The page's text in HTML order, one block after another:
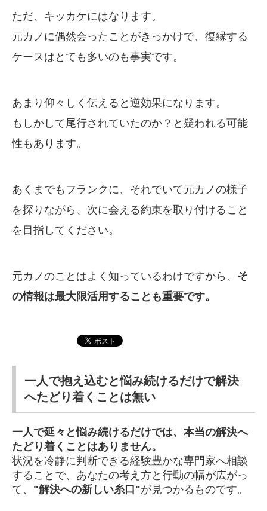
ただ、キッカケにはなります。
元カノに偶然会ったことがきっかけで、復縁する
ケースはとても多いのも事実です。
あまり仰々しく伝えると逆効果になります。
もしかして尾行されていたのか？と疑われる可能
性もあります。
あくまでもフランクに、それでいて元カノの様子
を探りながら、次に会える約束を取り付けること
を目指してください。
元カノのことはよく知っているわけですから、 そ
の情報は最大限活用することも重要です。
一人で抱え込むと悩み続けるだけで解決
へたどり着くことは無い
一人で延々と悩み続けるだけでは、本当の解決へ
たどり着くことはありません。
状況を冷静に判断できる経験豊かな専門家へ相談
することで、あなたの考え方と行動の幅が広がっ
て、 "解決への新しい糸口"が見つかるものです。